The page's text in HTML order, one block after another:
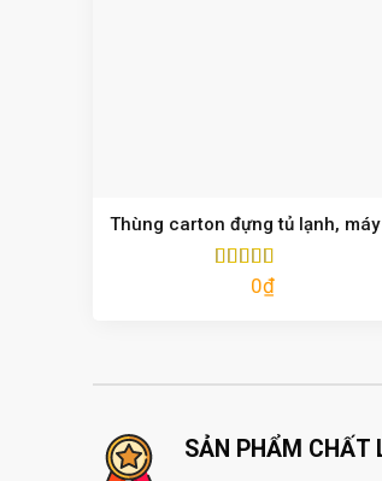
Thùng carton đựng tủ lạnh,
Được xếp
0₫
SẢN PHẨM CHẤT